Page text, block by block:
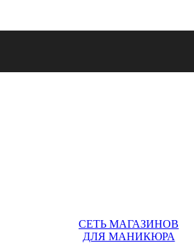
СЕТЬ МАГАЗИНОВ
ДЛЯ МАНИКЮРА